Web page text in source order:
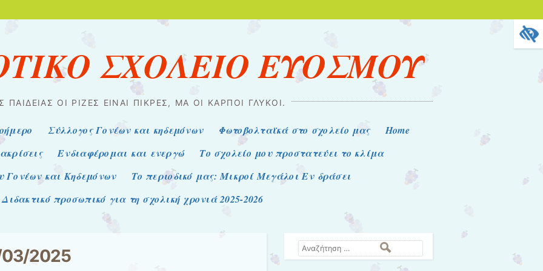
ΣΧΟΛΕΙΟ ΕΥΟΣΜΟΥ
ΠΑΙΔΕΊΑΣ ΟΙ ΡΊΖΕΣ ΕΊΝΑΙ ΠΙΚΡΈΣ, ΜΑ ΟΙ ΚΑΡΠΟΊ ΓΛΥΚΟΊ.
Σύλλογος Γονέων και κηδεμόνων Φωτοβολταϊκά στο σχολείο μας
Home
Ενδιαφέρομαι και ενεργώ
Το σχολείο μου προστατεύει το κλίμα
Γονέων και Κηδεμόνων
Το περιοδικό μας: Μικροί Μεγάλοι Εν δράσει
Διδακτικό προσωπικό για τη σχολική χρονιά 2025-2026
2025 Αναζήτηση